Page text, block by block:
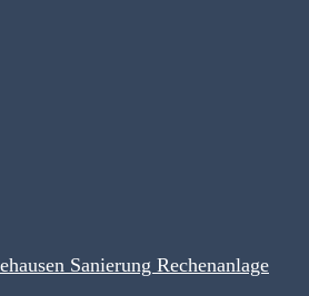
Sanierung Rechenanlage